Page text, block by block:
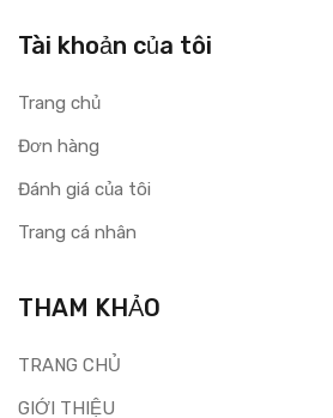
Tài khoản của tôi
Trang chủ
Đơn hàng
Đánh giá của tôi
Trang cá nhân
THAM KHẢO
TRANG CHỦ
GIỚI THIỆU